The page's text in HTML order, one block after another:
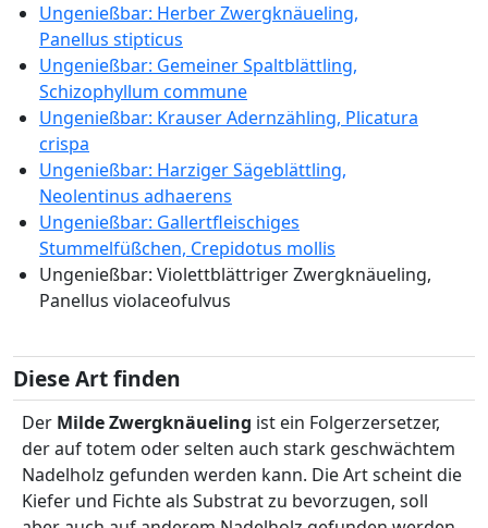
Ungenießbar: Herber Zwergknäueling,
Panellus stipticus
Ungenießbar: Gemeiner Spaltblättling,
Schizophyllum commune
Ungenießbar: Krauser Adernzähling, Plicatura
crispa
Ungenießbar: Harziger Sägeblättling,
Neolentinus adhaerens
Ungenießbar: Gallertfleischiges
Stummelfüßchen, Crepidotus mollis
Ungenießbar: Violettblättriger Zwergknäueling,
Panellus violaceofulvus
Diese Art finden
Der Milde Zwergknäueling ist ein Folgerzersetzer,
der auf totem oder selten auch stark geschwächtem
Nadelholz gefunden werden kann. Die Art scheint die
Kiefer und Fichte als Substrat zu bevorzugen, soll